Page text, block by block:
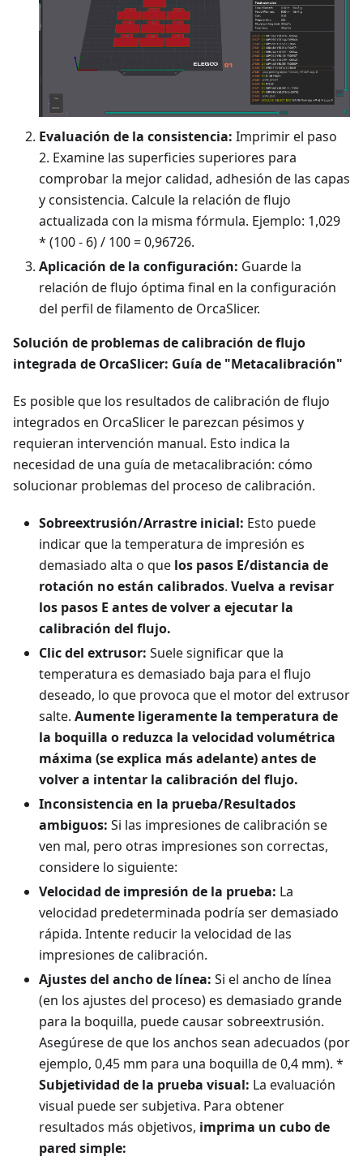
Evaluación de la consistencia: Imprimir el paso
2. Examine las superficies superiores para
comprobar la mejor calidad, adhesión de las capas
y consistencia. Calcule la relación de flujo
actualizada con la misma fórmula. Ejemplo: 1,029
* (100 - 6) / 100 = 0,96726.
Aplicación de la configuración: Guarde la
relación de flujo óptima final en la configuración
del perfil de filamento de OrcaSlicer.
Solución de problemas de calibración de flujo
integrada de OrcaSlicer: Guía de "Metacalibración"
Es posible que los resultados de calibración de flujo
integrados en OrcaSlicer le parezcan pésimos y
requieran intervención manual. Esto indica la
necesidad de una guía de metacalibración: cómo
solucionar problemas del proceso de calibración.
Sobreextrusión/Arrastre inicial: Esto puede
indicar que la temperatura de impresión es
demasiado alta o que los pasos E/distancia de
rotación no están calibrados. Vuelva a revisar
los pasos E antes de volver a ejecutar la
calibración del flujo.
Clic del extrusor: Suele significar que la
temperatura es demasiado baja para el flujo
deseado, lo que provoca que el motor del extrusor
salte. Aumente ligeramente la temperatura de
la boquilla o reduzca la velocidad volumétrica
máxima (se explica más adelante) antes de
volver a intentar la calibración del flujo.
Inconsistencia en la prueba/Resultados
ambiguos: Si las impresiones de calibración se
ven mal, pero otras impresiones son correctas,
considere lo siguiente:
Velocidad de impresión de la prueba: La
velocidad predeterminada podría ser demasiado
rápida. Intente reducir la velocidad de las
impresiones de calibración.
Ajustes del ancho de línea: Si el ancho de línea
(en los ajustes del proceso) es demasiado grande
para la boquilla, puede causar sobreextrusión.
Asegúrese de que los anchos sean adecuados (por
ejemplo, 0,45 mm para una boquilla de 0,4 mm). *
Subjetividad de la prueba visual: La evaluación
visual puede ser subjetiva. Para obtener
resultados más objetivos, imprima un cubo de
pared simple: